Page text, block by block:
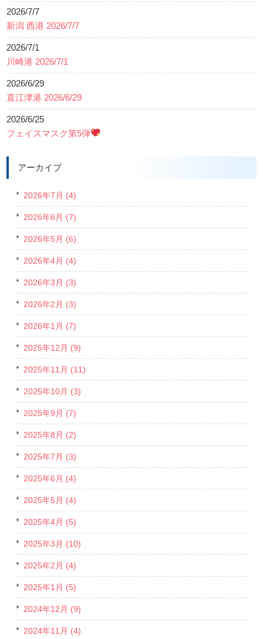
2026/7/7
新潟 西港 2026/7/7
2026/7/1
川崎港 2026/7/1
2026/6/29
直江津港 2026/6/29
2026/6/25
フェイスマスク第5弾
アーカイブ
2026年7月 (4)
2026年6月 (7)
2026年5月 (6)
2026年4月 (4)
2026年3月 (3)
2026年2月 (3)
2026年1月 (7)
2025年12月 (9)
2025年11月 (11)
2025年10月 (3)
2025年9月 (7)
2025年8月 (2)
2025年7月 (3)
2025年6月 (4)
2025年5月 (4)
2025年4月 (5)
2025年3月 (10)
2025年2月 (4)
2025年1月 (5)
2024年12月 (9)
2024年11月 (4)